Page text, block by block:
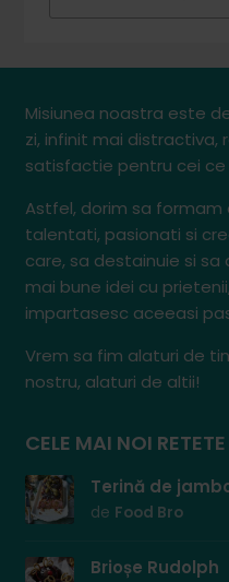
Misiunea noastra este
zi, infinit mai distractiva,
satisfactie pentru cei ce
Astfel, dorim sa
talentati, pasionati si
care, sa destainuie si
mai bune idei cu
impartasesc aceeasi
Vrem sa fim alaturi de
nostru, alaturi de altii!
CELE MAI NOI RETETE
Terină de
de Food Bro
Brioșe Rudolph